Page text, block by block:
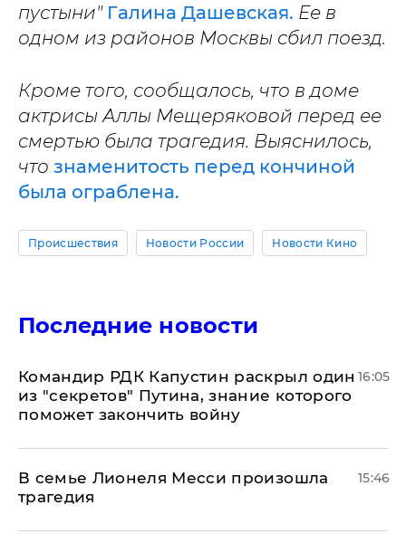
пустыни" Галина Дашевская. Ее в
одном из районов Москвы сбил поезд.
Кроме того, сообщалось, что в доме
актрисы Аллы Мещеряковой перед ее
смертью была трагедия. Выяснилось,
что знаменитость перед кончиной
была ограблена.
Происшествия Новости России Новости Кино
Последние новости
Командир РДК Капустин раскрыл один
из "секретов" Путина, знание которого
поможет закончить войну
16:05
В семье Лионеля Месси произошла
трагедия
15:46